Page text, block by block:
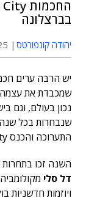
בברצלונה
יהודה קונפורטס
יש הרבה ערים
שמכבדת את עצמה
נכון בעולם, וגם
שנבחרות בכל
התערוכה והכנס Smart City בברצלונה.
השנה זכו
דל סלי
ויוזמות חדשניות